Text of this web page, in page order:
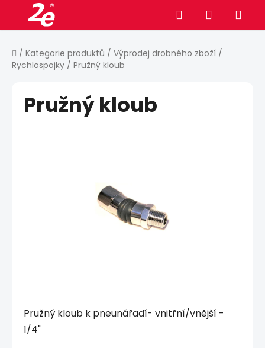
obsah
Hledat NÁKUPNÍ
KOŠÍK
Domů
/ Kategorie produktů / Výprodej drobného zboží /
Rychlospojky / Pružný kloub
Pružný kloub k pneunářadí- vnitřní/vnější -
1/4"
Pružný kloub